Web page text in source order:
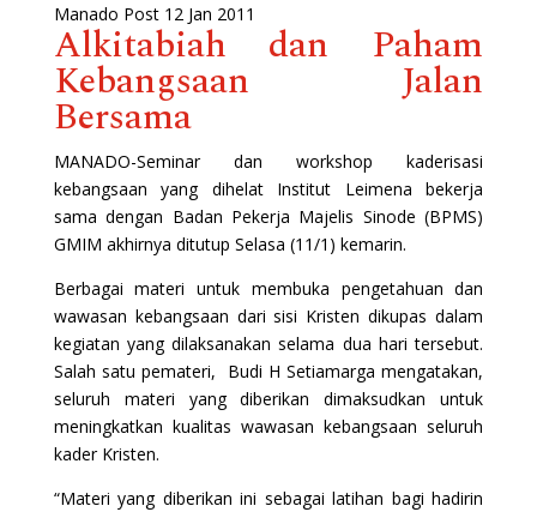
Manado Post 12 Jan 2011
Alkitabiah dan Paham
Kebangsaan Jalan
Bersama
MANADO-Seminar dan workshop kaderisasi
kebangsaan yang dihelat Institut Leimena bekerja
sama dengan Badan Pekerja Majelis Sinode (BPMS)
GMIM akhirnya ditutup Selasa (11/1) kemarin.
Berbagai materi untuk membuka pengetahuan dan
wawasan kebangsaan dari sisi Kristen dikupas dalam
kegiatan yang dilaksanakan selama dua hari tersebut.
Salah satu pemateri, Budi H Setiamarga mengatakan,
seluruh materi yang diberikan dimaksudkan untuk
meningkatkan kualitas wawasan kebangsaan seluruh
kader Kristen.
“Materi yang diberikan ini sebagai latihan bagi hadirin